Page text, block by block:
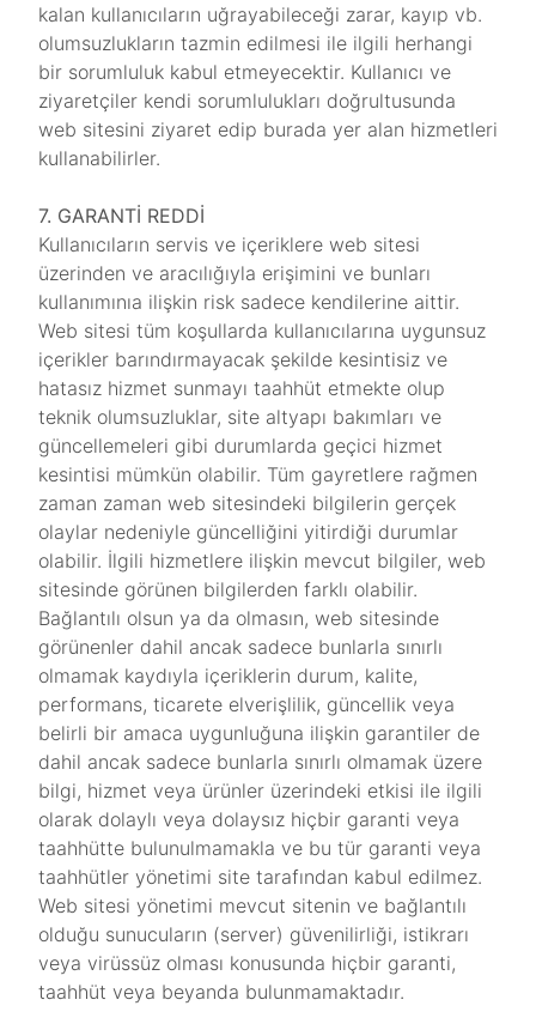
kalan kullanıcıların uğrayabileceği zarar, kayıp vb.
olumsuzlukların tazmin edilmesi ile ilgili herhangi
bir sorumluluk kabul etmeyecektir. Kullanıcı ve
ziyaretçiler kendi sorumlulukları doğrultusunda
web sitesini ziyaret edip burada yer alan hizmetleri
kullanabilirler.
7. GARANTİ REDDİ
Kullanıcıların servis ve içeriklere web sitesi
üzerinden ve aracılığıyla erişimini ve bunları
kullanımınıa ilişkin risk sadece kendilerine aittir.
Web sitesi tüm koşullarda kullanıcılarına uygunsuz
içerikler barındırmayacak şekilde kesintisiz ve
hatasız hizmet sunmayı taahhüt etmekte olup
teknik olumsuzluklar, site altyapı bakımları ve
güncellemeleri gibi durumlarda geçici hizmet
kesintisi mümkün olabilir. Tüm gayretlere rağmen
zaman zaman web sitesindeki bilgilerin gerçek
olaylar nedeniyle güncelliğini yitirdiği durumlar
olabilir. İlgili hizmetlere ilişkin mevcut bilgiler, web
sitesinde görünen bilgilerden farklı olabilir.
Bağlantılı olsun ya da olmasın, web sitesinde
görünenler dahil ancak sadece bunlarla sınırlı
olmamak kaydıyla içeriklerin durum, kalite,
performans, ticarete elverişlilik, güncellik veya
belirli bir amaca uygunluğuna ilişkin garantiler de
dahil ancak sadece bunlarla sınırlı olmamak üzere
bilgi, hizmet veya ürünler üzerindeki etkisi ile ilgili
olarak dolaylı veya dolaysız hiçbir garanti veya
taahhütte bulunulmamakla ve bu tür garanti veya
taahhütler yönetimi site tarafından kabul edilmez.
Web sitesi yönetimi mevcut sitenin ve bağlantılı
olduğu sunucuların (server) güvenilirliği, istikrarı
veya virüssüz olması konusunda hiçbir garanti,
taahhüt veya beyanda bulunmamaktadır.